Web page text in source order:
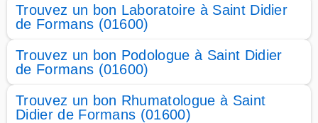
Trouvez un bon Laboratoire à Saint Didier
de Formans (01600)
Trouvez un bon Podologue à Saint Didier
de Formans (01600)
Trouvez un bon Rhumatologue à Saint
Didier de Formans (01600)